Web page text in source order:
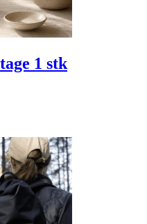
1 stk